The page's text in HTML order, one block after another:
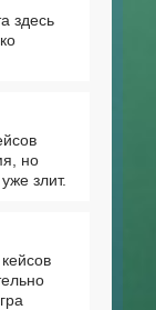
здесь
но
злит.